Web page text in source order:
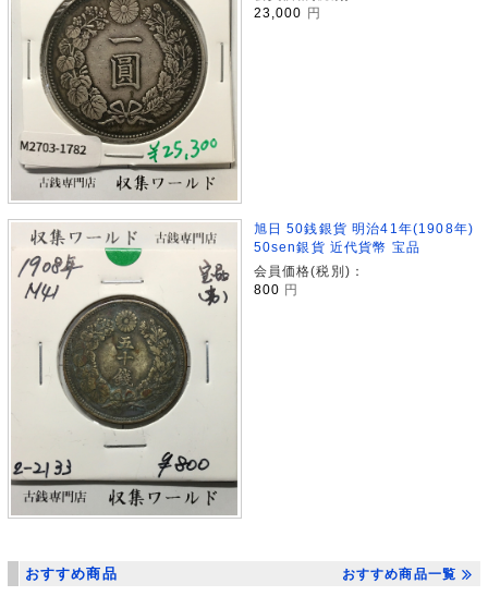
23,000
円
旭日 50銭銀貨 明治41年(1908年)
50sen銀貨 近代貨幣 宝品
会員価格(税別)：
800 円
おすすめ商品 おすすめ商品一覧